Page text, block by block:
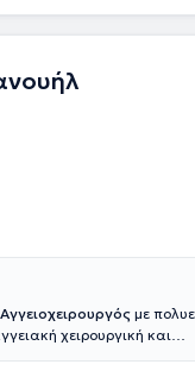
όσο και στη Γερμανία,
και ελληνικών
ανάγκες των ασθενών
Αγγειοχειρουργός με
χειρουργική και